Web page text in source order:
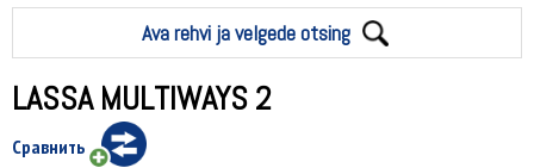
Ava rehvi ja velgede otsing
LASSA MULTIWAYS 2
Сравнить